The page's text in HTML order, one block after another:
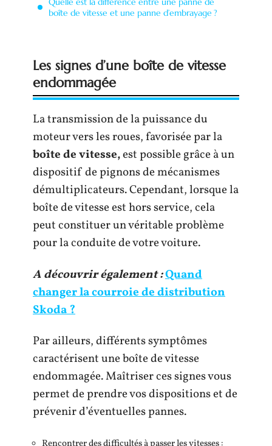
boîte de vitesse et une panne d’embrayage ?
Les signes d’une boîte de vitesse
endommagée
La transmission de la puissance du
moteur vers les roues, favorisée par la
boîte de vitesse,est possible grâce à un
dispositif de pignons de mécanismes
démultiplicateurs. Cependant, lorsque la
boîte de vitesse est hors service, cela
peut constituer un véritable problème
pour la conduite de votre voiture.
A découvrir également :Quand
changer la courroie de distribution
Skoda ?
Par ailleurs, différents symptômes
caractérisent une boîte de vitesse
endommagée. Maîtriser ces signes vous
permet de prendre vos dispositions et de
prévenir d’éventuelles pannes.